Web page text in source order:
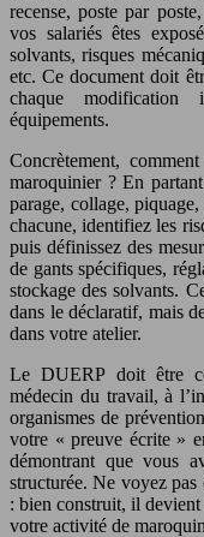
recense, poste par
vos salariés êtes
solvants, risques
etc. Ce document doit
chaque modification
équipements.
Concrètement,
maroquinier ? En
parage, collage,
chacune, identifiez les
puis définissez des
de gants spécifiques,
stockage des solvants.
dans le déclaratif, mais
dans votre atelier.
Le DUERP doit être
médecin du travail, à
organismes de
votre « preuve écrite »
démontrant que vous
structurée. Ne voyez
: bien construit, il devient
votre activité de